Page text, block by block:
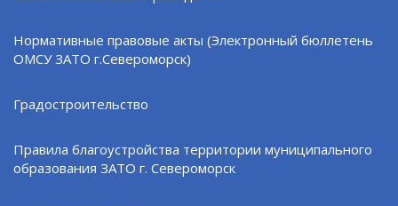
Нормативные правовые акты (Электронный бюллетень
ОМСУ ЗАТО г.Североморск)
Градостроительство
Правила благоустройства территории муниципального
образования ЗАТО г. Североморск